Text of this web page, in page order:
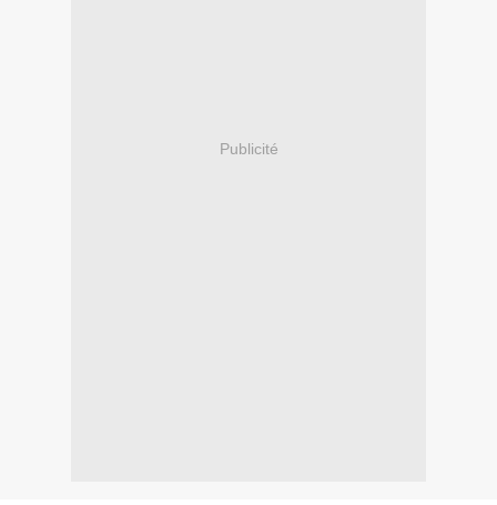
Publicité